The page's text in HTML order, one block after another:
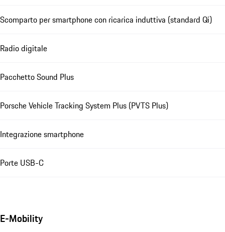
Scomparto per smartphone con ricarica induttiva (standard Qi)
Radio digitale
Pacchetto Sound Plus
Porsche Vehicle Tracking System Plus (PVTS Plus)
Integrazione smartphone
Porte USB-C
E-Mobility